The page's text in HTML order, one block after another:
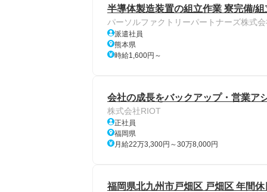
半導体製造装置の組立作業 寮完備/組
パーソルファクトリーパートナーズ株式
派遣社員
熊本県
時給1,600円～
会社の成長をバックアップ・営業ア
株式会社RIOT
正社員
福岡県
月給22万3,300円～30万8,000円
福岡県北九州市戸畑区 戸畑区 年間